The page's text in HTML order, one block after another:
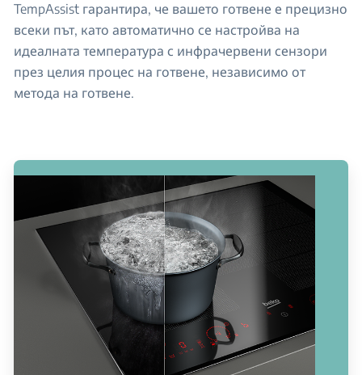
TempAssist гарантира, че вашето готвене е прецизно
всеки път, като автоматично се настройва на
идеалната температура с инфрачервени сензори
през целия процес на готвене, независимо от
метода на готвене.